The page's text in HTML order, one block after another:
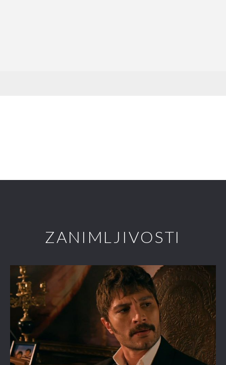
ZANIMLJIVOSTI